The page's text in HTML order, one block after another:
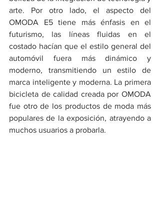
arte. Por otro lado, el aspecto del
OMODA E5 tiene más énfasis en el
futurismo, las líneas fluidas en el
costado hacían que el estilo general del
automóvil fuera más dinámico y
moderno, transmitiendo un estilo de
marca inteligente y moderna. La primera
bicicleta de calidad creada por OMODA
fue otro de los productos de moda más
populares de la exposición, atrayendo a
muchos usuarios a probarla.